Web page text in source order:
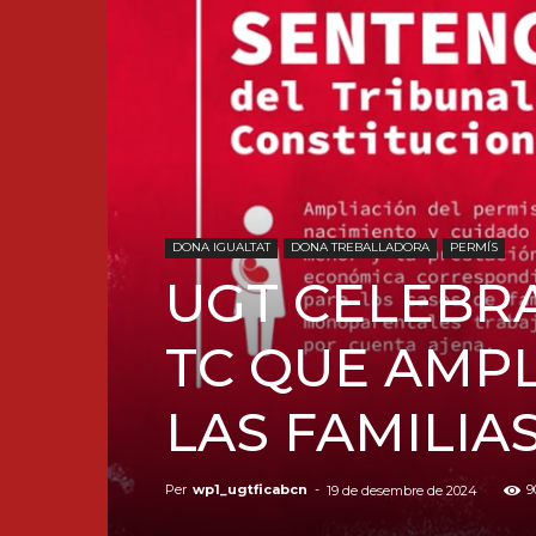
DONA IGUALTAT DONA TREBALLADORA PERMÍS
UGT
TC QUE
LAS
Per wp1_ugtficabcn - 19 de desembre de 2024